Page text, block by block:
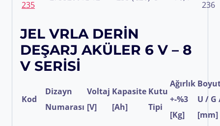
235
236
JEL VRLA DERİN
DEŞARJ AKÜLER 6 V – 8
V SERİSİ
Kod
Dizayn
Numarası
Voltaj
[V]
Kapasite
[Ah]
Kutu
Tipi
Ağırlık
+-%3
[Kg]
U / G
[mm]